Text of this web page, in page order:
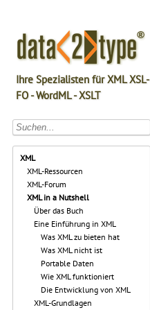
Ihre Spezialisten für XML XSL-
FO - WordML - XSLT
XML
XML-Ressourcen
XML-Forum
XML in a Nutshell
Über das Buch
Eine Einführung in XML
Was XML zu bieten hat
Was XML nicht ist
Portable Daten
Wie XML funktioniert
Die Entwicklung von XML
XML-Grundlagen